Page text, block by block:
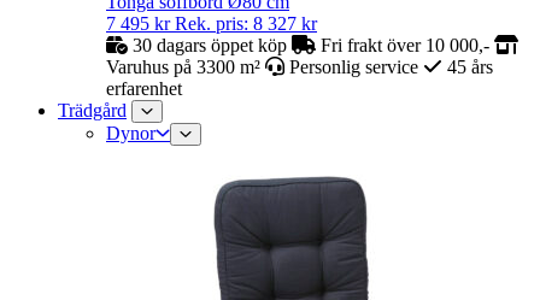
7 495 kr Rek. pris: 8 327 kr
30 dagars öppet köp
Fri frakt över 10 000,-
Varuhus på 3300 m²
Personlig service
45 års
erfarenhet
Trädgård
Dynor